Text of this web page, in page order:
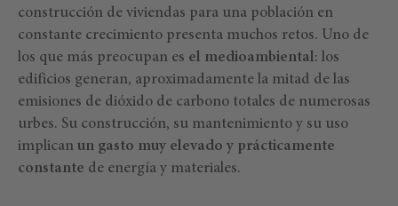
construcción de viviendas para una población en
constante crecimiento presenta muchos retos. Uno de
los que más preocupan es el medioambiental: los
edificios generan, aproximadamente la mitad de las
emisiones de dióxido de carbono totales de numerosas
urbes. Su construcción, su mantenimiento y su uso
implican un gasto muy elevado y prácticamente
constante de energía y materiales.